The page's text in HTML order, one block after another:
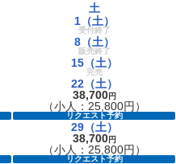
土
1（土）
受付終了
8（土）
販売終了
15（土）
完売
22（土）
38,700円
（小人：25,800円）
リクエスト予約
29（土）
38,700円
（小人：25,800円）
リクエスト予約